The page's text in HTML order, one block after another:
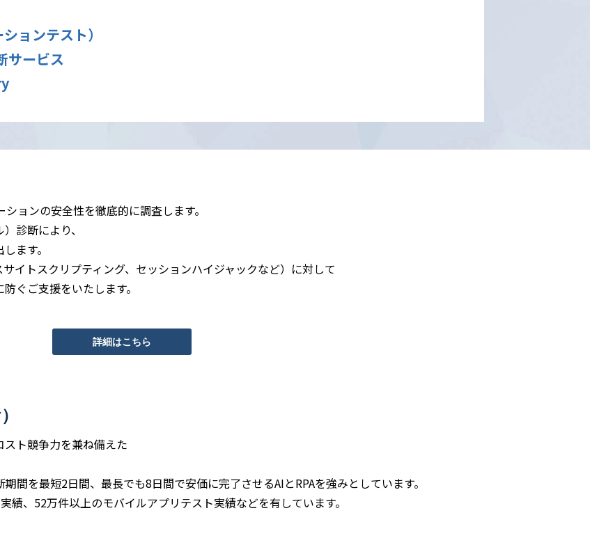
ョンテスト）
サービス
ョンの安全性を徹底的に調査します。
診断により、
ます。
イトスクリプティング、セッションハイジャックなど）に対して
ぐご支援をいたします。
詳細はこちら
ト競争力を兼ね備えた
間を最短2日間、最長でも8日間で安価に完了させるAIとRPAを強みとしています。
績、52万件以上のモバイルアプリテスト実績などを有しています。